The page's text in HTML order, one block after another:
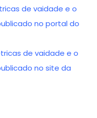
de vaidade e o
no portal do
de vaidade e o
no site da